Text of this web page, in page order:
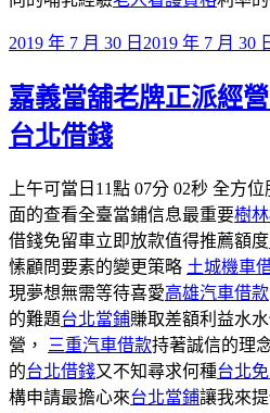
發
於
2019 年 7 月 30 日 2019 年 7 月 30
嘉義當舖老牌正派經
台北借錢
上午可當日11點 07分 02秒 全方
面的查看全臺當鋪信息最重要樹
借錢免留車立即放款值得推薦額度
愫顧問要素的變更策略 土城機車
現夢想無需等待喜愛高雄汽車借款
的難題台北當鋪賺取差額利益水
營，
三重汽車借款持著誠信的理
的台北借錢又不知尋求何種台北
構申請最擔心來台北當鋪讓我來